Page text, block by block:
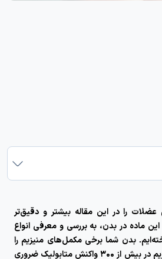
عضلات را در این مقاله بیشتر و دقیق‌تر
ماده در بدن، به بررسی و معرفی انواع
بدن شما برخی مکمل‌های منیزیم را
راحت‌تر جذب می‌کند. منیزیم در بیش از ۳۰۰ واکنش متابولیک ضروری